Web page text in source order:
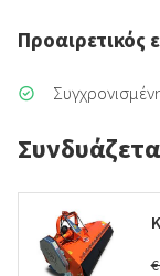
Προαιρετικός